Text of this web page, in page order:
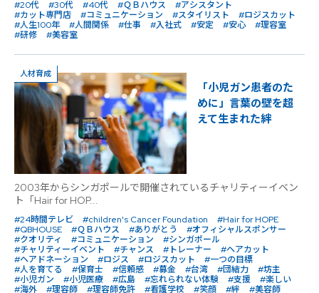
#20代 #30代 #40代 #ＱＢハウス
#アシスタント
#カット専門店
#コミュニケーション #スタイリスト
#ロジスカット
#人生100年
#人間関係 #仕事 #入社式 #安定 #安心
#理容室
#研修
#美容室
人材育成
「小児ガン患者のた
めに」言葉の壁を超
えて生まれた絆
2003年からシンガポールで開催されているチャリティーイベン
ト「Hair for HOP...
#24時間テレビ #children's Cancer Foundation
#Hair for HOPE
#QBHOUSE
#ＱＢハウス #ありがとう
#オフィシャルスポンサー
#クオリティ
#コミュニケーション
#シンガポール
#チャリティーイベント
#チャンス #トレーナー
#ヘアカット
#ヘアドネーション
#ロジス #ロジスカット
#一つの目標
#人を育てる
#保育士 #信頼感 #募金 #台湾 #団結力
#坊主
#小児ガン
#小児医療 #広島 #忘れられない体験 #支援
#楽しい
#海外
#理容師 #理容師免許 #看護学校 #笑顔 #絆
#美容師